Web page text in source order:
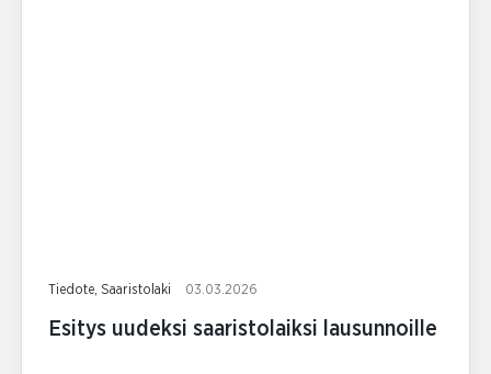
Tiedote, Saaristolaki 03.03.2026
Esitys uudeksi saaristolaiksi lausunnoille